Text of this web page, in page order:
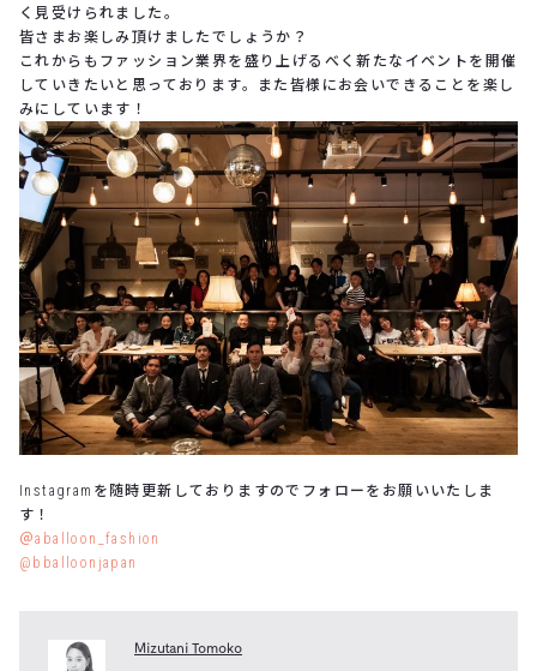
く見受けられました。
皆さまお楽しみ頂けましたでしょうか？
これからもファッション業界を盛り上げるべく新たなイベントを開催
していきたいと思っております。また皆様にお会いできることを楽し
みにしています！
Instagramを随時更新しておりますのでフォローをお願いいたしま
す！
＠aballoon_fashion
@bballoonjapan
Mizutani Tomoko